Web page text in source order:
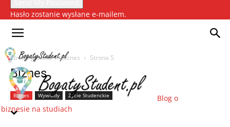
Hasło zostanie wysłane e-mailem.
Blog o
biznesie na studiach
Strona główna Biznes Strona 5
Biznes
Biznes Wywiady Życie Studenckie